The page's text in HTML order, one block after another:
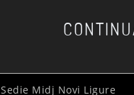
Sedie Midj Novi Ligure